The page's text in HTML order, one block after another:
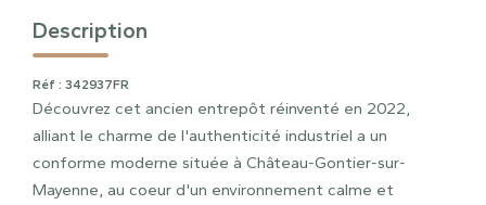
Description
Réf : 342937FR
Découvrez cet ancien entrepôt réinventé en 2022,
alliant le charme de l'authenticité industriel a un
conforme moderne située à Château-Gontier-sur-
Mayenne, au coeur d'un environnement calme et